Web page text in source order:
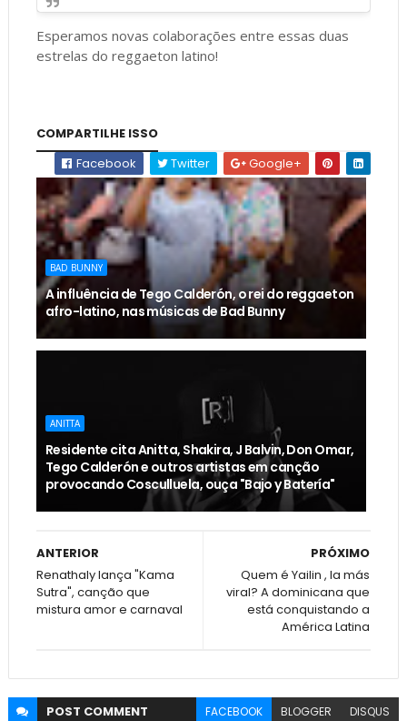
Esperamos novas colaborações entre essas duas
estrelas do reggaeton latino!
COMPARTILHE ISSO
Facebook
Twitter Google+
BAD BUNNY
A influência de Tego Calderón, o rei do reggaeton
afro-latino, nas músicas de Bad Bunny
ANITTA
Residente cita Anitta, Shakira, J Balvin, Don Omar,
Tego Calderón e outros artistas em canção
provocando Cosculluela, ouça "Bajo y Batería"
PRÓXIMO
Quem é Yailin , la más
viral? A dominicana que
está conquistando a
América Latina
ANTERIOR
Renathaly lança "Kama
Sutra", canção que
mistura amor e carnaval
POST COMMENT FACEBOOK BLOGGER DISQUS